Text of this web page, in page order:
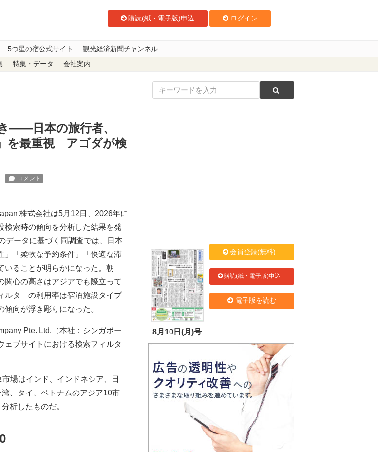
購読(紙・電子版)申込 ログイン
5つ星の宿公式サイト 観光経済新聞チャンネル
特集・データ 会社案内
旅行者、「食の利便性」と「柔軟な予約条件」を最重視 アゴダが検索フィルター上位10項目を発表
——日本の旅行者、
を最重視 アゴダが検
株式会社は5月12日、2026年に
検索時の傾向を分析した結果を発
データに基づく同調査では、日本
」「柔軟な予約条件」「快適な滞
いることが明らかになった。朝
関心の高さはアジアでも際立って
ルターの利用率は宿泊施設タイプ
傾向が浮き彫りになった。
Pte. Ltd.（本社：シンガポー
ェブサイトにおける検索フィルタ
場はインド、インドネシア、日
、タイ、ベトナムのアジア10市
析したものだ。
8月10日(月)号
会員登録(無料)
購読(紙・電子版)申込
電子版を読む